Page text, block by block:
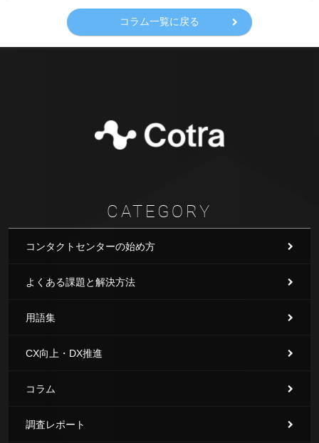
コラム一覧に戻る
CATEGORY
コンタクトセンターの始め方
よくある課題と解決方法
用語集
CX向上・DX推進
コラム
調査レポート